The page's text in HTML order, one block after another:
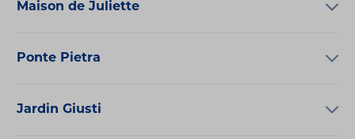
Maison de Juliette
Ponte Pietra
Jardin Giusti